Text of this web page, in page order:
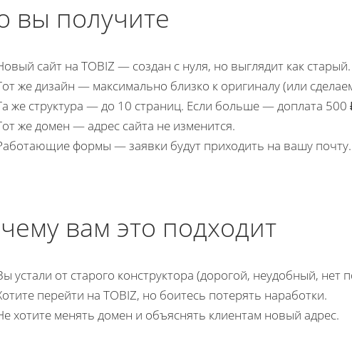
вы получите
сайт на TOBIZ — создан с нуля, но выглядит как старый.
же дизайн — максимально близко к оригиналу (или
же структура — до 10 страниц. Если больше — доплата 500
же домен — адрес сайта не изменится.
формы — заявки будут приходить на вашу почту.
вам это подходит
устали от старого конструктора (дорогой, неудобный, нет
перейти на TOBIZ, но боитесь потерять наработки.
хотите менять домен и объяснять клиентам новый адрес.